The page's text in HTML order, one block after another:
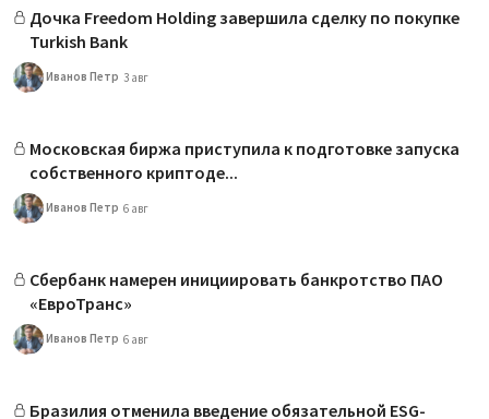
Дочка Freedom Holding завершила сделку по покупке
Turkish Bank
Иванов Петр 3 авг
Московская биржа приступила к подготовке запуска
собственного криптоде...
Иванов Петр 6 авг
Сбербанк намерен инициировать банкротство ПАО
«ЕвроТранс»
Иванов Петр 6 авг
Бразилия отменила введение обязательной ESG-